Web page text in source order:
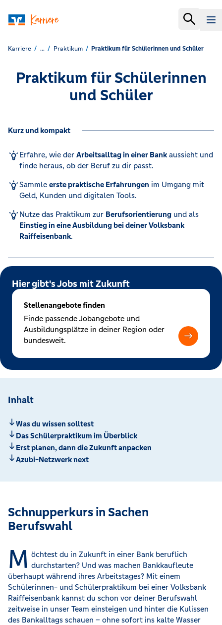
Karriere ... Praktikum Praktikum für Schülerinnen und Schüler
Praktikum für Schülerinnen
und Schüler
Kurz und kompakt
Erfahre, wie der Arbeitsalltag in einer Bankaussieht und
finde heraus, ob der Beruf zu dir passt.
Sammle erste praktische Erfahrungen im Umgang mit
Geld, Kunden und digitalen Tools.
Nutze das Praktikum zur Berufsorientierungund als
Einstieg in eine Ausbildung bei deiner Volksbank
Raiffeisenbank.
Hier gibt's Jobs mit Zukunft
Stellenangebote finden
Finde passende Jobangebote und
Ausbildungsplätze in deiner Region oder
bundesweit.
Inhalt
Was du wissen solltest
Das Schülerpraktikum im Überblick
Erst planen, dann die Zukunft anpacken
Azubi-Netzwerk next
Schnupperkurs in Sachen
Berufswahl
M öchtest du in Zukunft in einer Bank beruflich
durchstarten? Und was machen Bankkaufleute
überhaupt während ihres Arbeitstages? Mit einem
Schülerinnen- und Schülerpraktikum bei einer Volksbank
Raiffeisenbank kannst du schon vor deiner Berufswahl
zeitweise in unser Team einsteigen und hinter die Kulissen
des Bankalltags schauen – ohne sofort ins kalte Wasser